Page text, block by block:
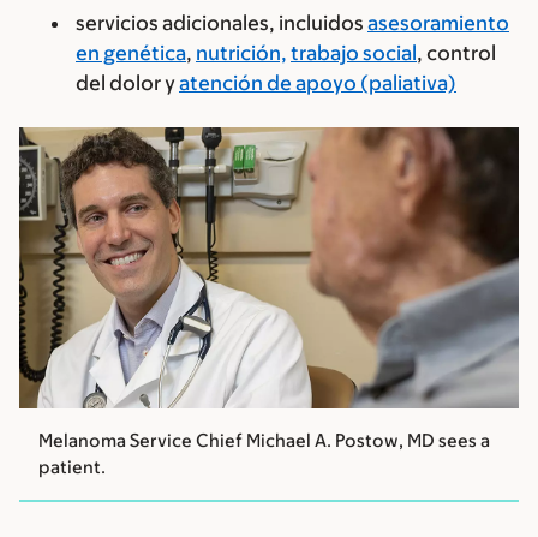
servicios adicionales, incluidos asesoramiento
en genética, nutrición, trabajo social, control
del dolor yatención de apoyo (paliativa)
Melanoma Service Chief Michael A. Postow, MD sees a
patient.